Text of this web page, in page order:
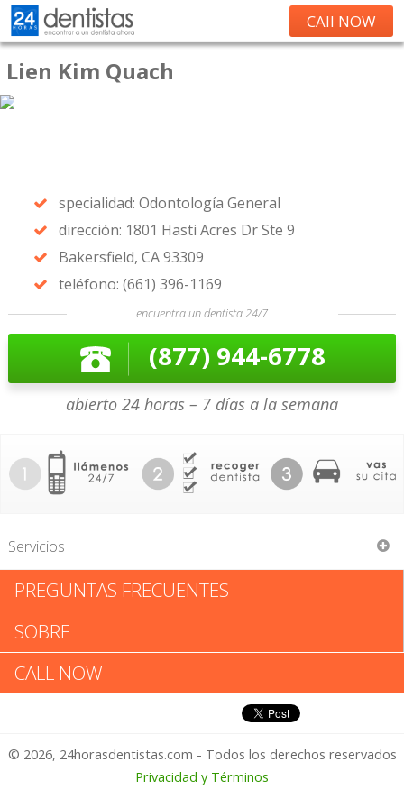
CAll NOW
Lien Kim Quach
specialidad: Odontología General
dirección: 1801 Hasti Acres Dr Ste 9
Bakersfield, CA 93309
teléfono: (661) 396-1169
encuentra un dentista 24/7
(877) 944-6778
abierto 24 horas – 7 días a la semana
Servicios
Lien Kim Quach
Lien Kim Quach: Califica tu
Experiencia
1 – No Feliz
PREGUNTAS FRECUENTES
SOBRE
CALL NOW
© 2026, 24horasdentistas.com - Todos los derechos reservados
Privacidad y Términos